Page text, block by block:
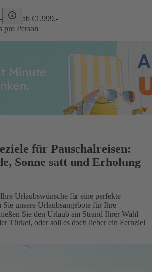
ab €1.999,-
pro Person
für Pauschalreisen:
Sonne satt und Erholung
Urlaubswünsche für eine perfekte
Sie unsere Urlaubsangebote für Ihre
Sie den Urlaub am Strand Ihrer Wahl
Türkei, oder soll es doch lieber ein Fernziel